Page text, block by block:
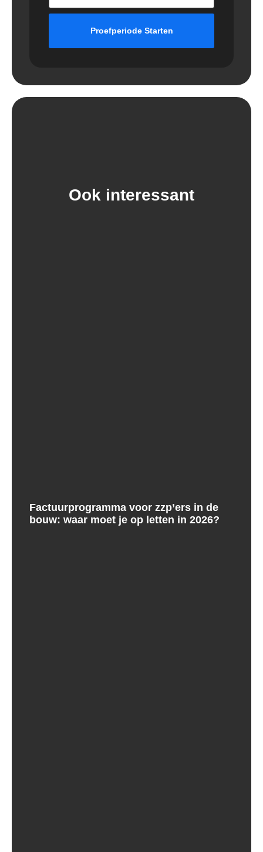
Proefperiode Starten
Ook interessant
Factuurprogramma voor zzp’ers in de
bouw: waar moet je op letten in 2026?